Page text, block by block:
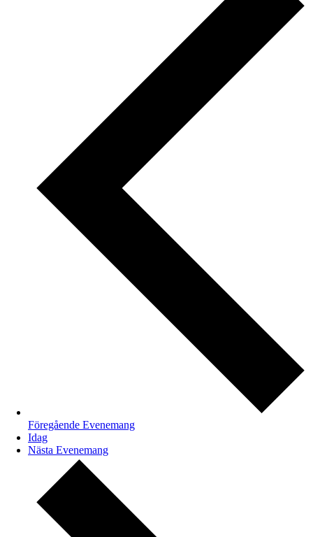
Föregående Evenemang
Idag
Nästa Evenemang